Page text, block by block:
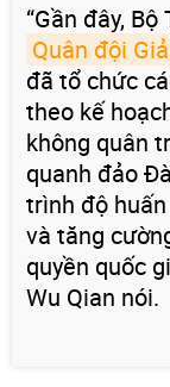
“Gần đây,
Quân đội
đã tổ chức
theo kế
không quân
quanh đảo
trình độ
và tăng
quyền quốc
Wu Qian nói.